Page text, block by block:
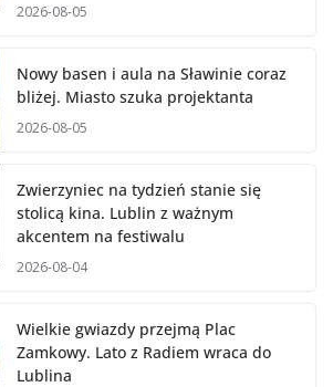
2026-08-05
Nowy basen i aula na Sławinie coraz
bliżej. Miasto szuka projektanta
2026-08-05
Zwierzyniec na tydzień stanie się
stolicą kina. Lublin z ważnym
akcentem na festiwalu
2026-08-04
Wielkie gwiazdy przejmą Plac
Zamkowy. Lato z Radiem wraca do
Lublina